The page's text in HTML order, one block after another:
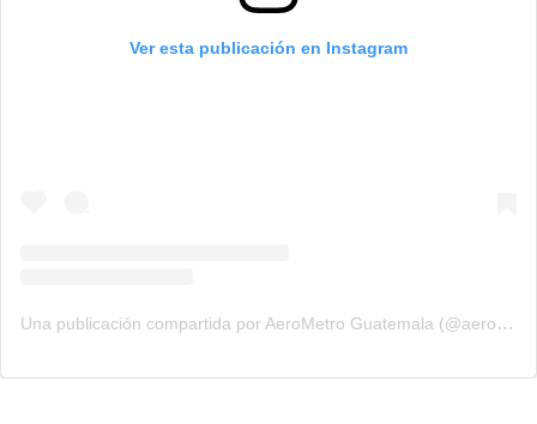
Ver esta publicación en Instagram
Una publicación compartida por AeroMetro Guatemala (@aerometrogt)